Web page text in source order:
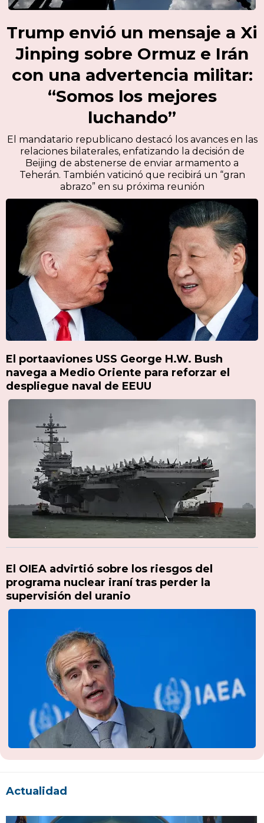
Trump envió un mensaje a Xi
Jinping sobre Ormuz e Irán
con una advertencia militar:
“Somos los mejores
luchando”
El mandatario republicano destacó los avances en las
relaciones bilaterales, enfatizando la decisión de
Beijing de abstenerse de enviar armamento a
Teherán. También vaticinó que recibirá un “gran
abrazo” en su próxima reunión
El portaaviones USS George H.W. Bush
navega a Medio Oriente para reforzar el
despliegue naval de EEUU
El OIEA advirtió sobre los riesgos del
programa nuclear iraní tras perder la
supervisión del uranio
Actualidad